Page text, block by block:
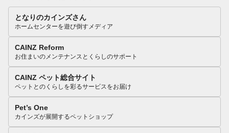
となりのカインズさん
ホームセンターを遊び倒すメディア
CAINZ Reform
お住まいのメンテナンスとくらしのサポート
CAINZ ペット総合サイト
ペットとのくらしを彩るサービスをお届け
Pet’s One
カインズが展開するペットショップ